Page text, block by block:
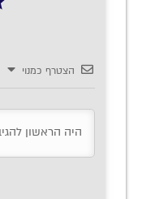
הצטרף כמנוי